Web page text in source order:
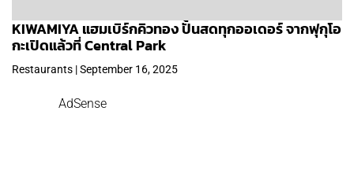
KIWAMIYA แฮมเบิร์กคิวทอง ปั้นสดทุกออเดอร์ จากฟุกุโอ
กะเปิดแล้วที่ Central Park
Restaurants | September 16, 2025
AdSense